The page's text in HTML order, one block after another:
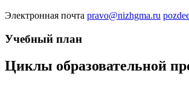
Электронная почта pravo@nizhgma.ru
Учебный план
Циклы образовательной